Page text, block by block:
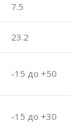
7.5
23.2
-15 до +50
-15 до +30